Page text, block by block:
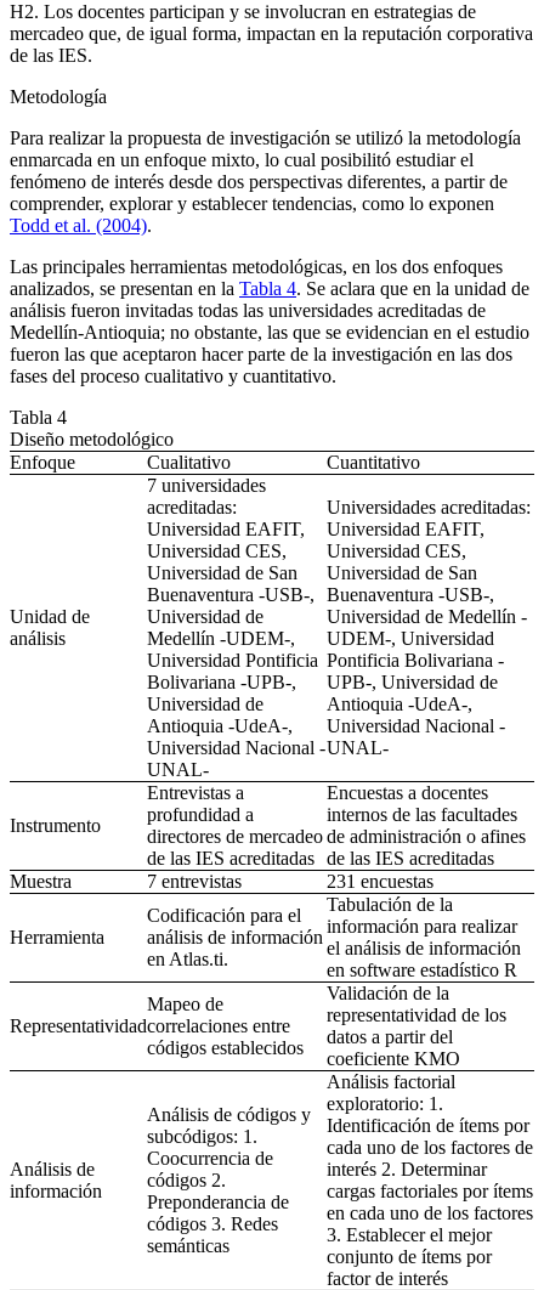
H2. Los docentes participan y se involucran en estrategias de
mercadeo que, de igual forma, impactan en la reputación corporativa
de las IES.
Metodología
Para realizar la propuesta de investigación se utilizó la metodología
enmarcada en un enfoque mixto, lo cual posibilitó estudiar el
fenómeno de interés desde dos perspectivas diferentes, a partir de
comprender, explorar y establecer tendencias, como lo exponen
Todd et al. (2004).
Las principales herramientas metodológicas, en los dos enfoques
analizados, se presentan en la Tabla 4. Se aclara que en la unidad de
análisis fueron invitadas todas las universidades acreditadas de
Medellín-Antioquia; no obstante, las que se evidencian en el estudio
fueron las que aceptaron hacer parte de la investigación en las dos
fases del proceso cualitativo y cuantitativo.
Tabla 4
Diseño metodológico
Enfoque
Cualitativo Cuantitativo
Unidad de
análisis
7 universidades
acreditadas:
Universidad EAFIT,
Universidad CES,
Universidad de San
Buenaventura -USB-,
Universidad de
Medellín -UDEM-,
Universidad Pontificia
Bolivariana -UPB-,
Universidad de
Antioquia -UdeA-,
Universidad Nacional -
UNAL-
Universidades acreditadas:
Universidad EAFIT,
Universidad CES,
Universidad de San
Buenaventura -USB-,
Universidad de Medellín -
UDEM-, Universidad
Pontificia Bolivariana -
UPB-, Universidad de
Antioquia -UdeA-,
Universidad Nacional -
UNAL-
Instrumento
Entrevistas a
profundidad a
directores de mercadeo
de las IES acreditadas
Encuestas a docentes
internos de las facultades
de administración o afines
de las IES acreditadas
Muestra
7 entrevistas 231 encuestas
Herramienta
Codificación para el
análisis de información
en Atlas.ti.
Tabulación de la
información para realizar
el análisis de información
en software estadístico R
Representatividad
Mapeo de
correlaciones entre
códigos establecidos
Validación de la
representatividad de los
datos a partir del
coeficiente KMO
Análisis de
información
Análisis de códigos y
subcódigos: 1.
Coocurrencia de
códigos 2.
Preponderancia de
códigos 3. Redes
semánticas
Análisis factorial
exploratorio: 1.
Identificación de ítems por
cada uno de los factores de
interés 2. Determinar
cargas factoriales por ítems
en cada uno de los factores
3. Establecer el mejor
conjunto de ítems por
factor de interés